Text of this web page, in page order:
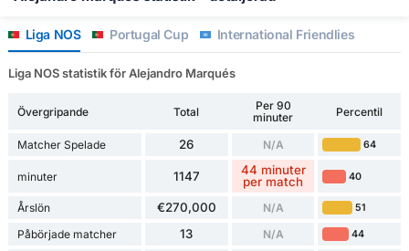
Liga NOS Portugal Cup International Friendlies
Liga NOS statistik för Alejandro Marqués
Övergripande Total
Per 90
minuter
Percentil
Matcher Spelade 26 N/A 64
minuter 1147
44 minuter
per match
40
Årslön €270,000 N/A 51
Påbörjade matcher 13 N/A 44